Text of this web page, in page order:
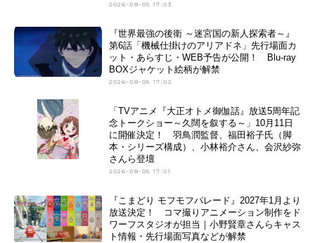
2026-08-05 17:03
『世界最強の後衛 ～迷宮国の新人探索者～』
第6話「機械仕掛けのアリアドネ」先行場面カ
ット・あらすじ・WEB予告が公開！ Blu-ray
BOXジャケット絵柄が解禁
2026-08-05 17:02
「TVアニメ『大正オトメ御伽話』放送5周年記
念トークショー～久闊を叙する～」10月11日
に開催決定！ 羽鳥潤監督、福田裕子氏（脚
本・シリーズ構成）、小林裕介さん、会沢紗弥
さんら登壇
2026-08-05 17:01
『こまどり モフモフパレード』2027年1月より
放送決定！ コマ撮りアニメーション制作をド
ワーフスタジオが担当｜小野賢章さんらキャス
ト情報・先行場面写真などが解禁